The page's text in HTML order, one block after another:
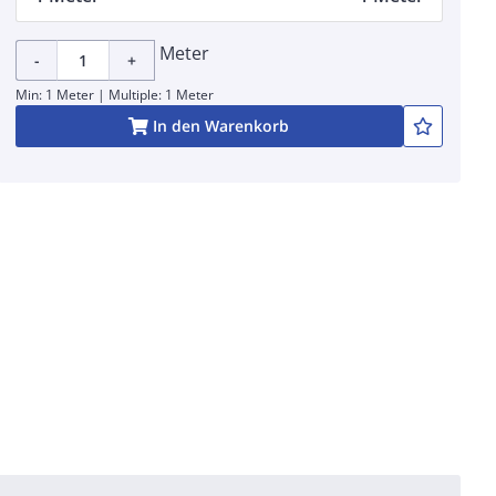
- + Meter
Min: 1 Meter | Multiple: 1 Meter
In den Warenkorb